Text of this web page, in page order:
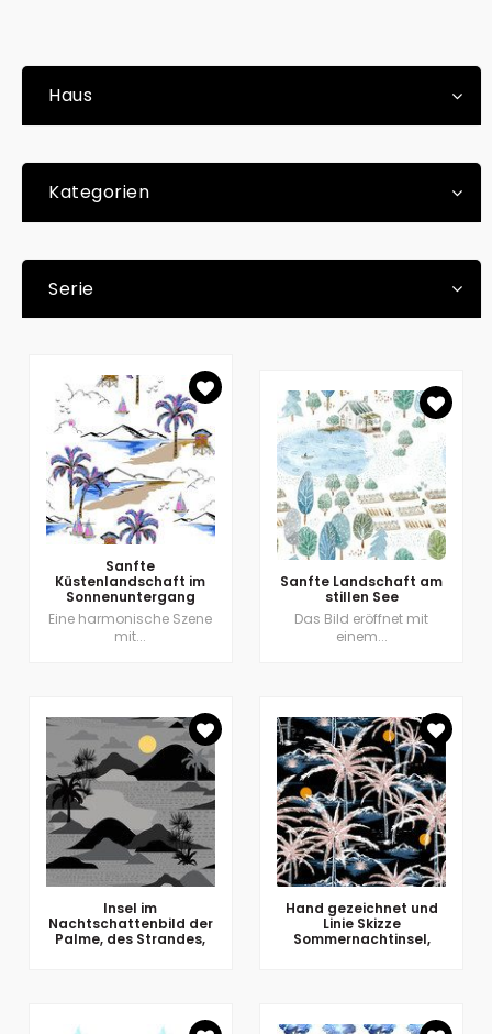
Haus
Kategorien
Serie
Sanfte
Küstenlandschaft im
Sonnenuntergang
Eine harmonische Szene
mit...
Sanfte Landschaft am
stillen See
Das Bild eröffnet mit
einem...
Insel im
Nachtschattenbild der
Palme, des Strandes,
Hand gezeichnet und
Linie Skizze
Sommernachtinsel,